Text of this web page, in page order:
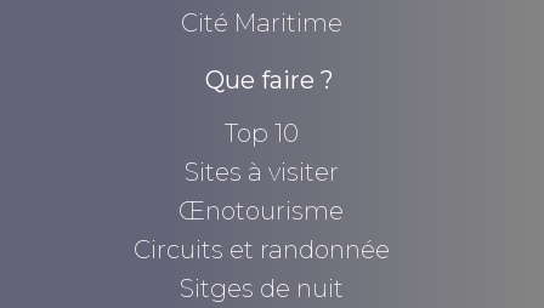
Cité Maritime
Que faire ?
Top 10
Sites à visiter
Œnotourisme
Circuits et randonnée
Sitges de nuit